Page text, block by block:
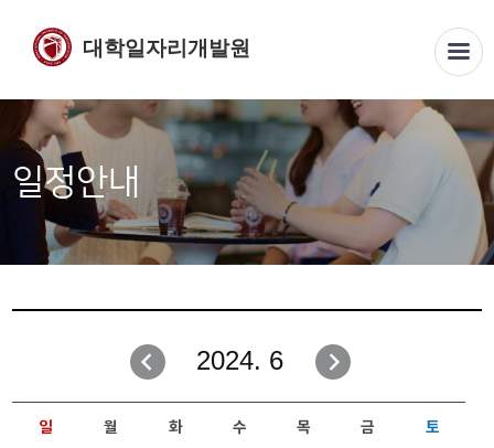
대학일자리개발원
일정안내
2024. 6
일 월 화 수 목 금 토